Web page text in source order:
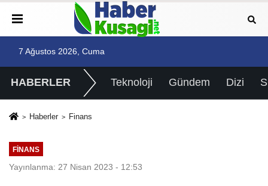
7 Ağustos 2026, Cuma
HABERLER Teknoloji Gündem Dizi
Haberler Finans
FINANS
Yayınlanma: 27 Nisan 2023 - 12:53